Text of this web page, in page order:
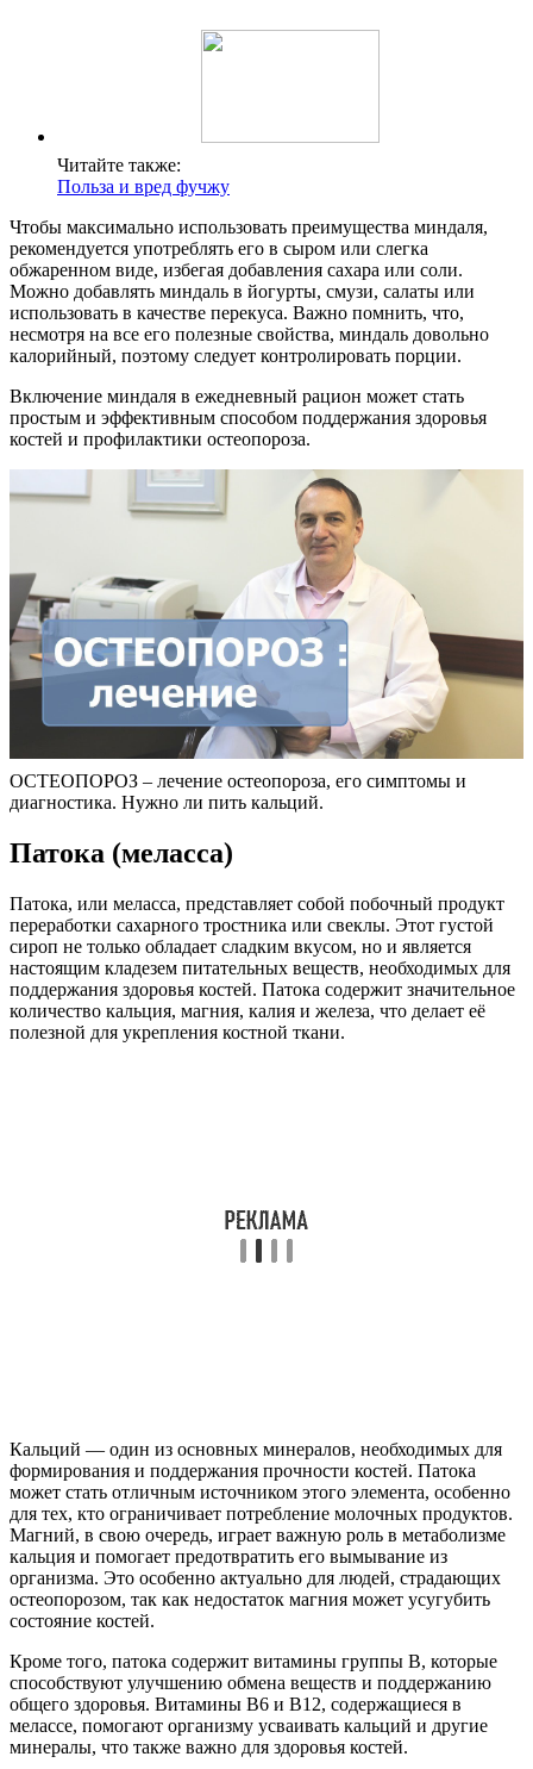
Читайте также:
Польза и вред фучжу
Чтобы максимально использовать преимущества миндаля,
рекомендуется употреблять его в сыром или слегка
обжаренном виде, избегая добавления сахара или соли.
Можно добавлять миндаль в йогурты, смузи, салаты или
использовать в качестве перекуса. Важно помнить, что,
несмотря на все его полезные свойства, миндаль довольно
калорийный, поэтому следует контролировать порции.
Включение миндаля в ежедневный рацион может стать
простым и эффективным способом поддержания здоровья
костей и профилактики остеопороза.
ОСТЕОПОРОЗ – лечение остеопороза, его симптомы и
диагностика. Нужно ли пить кальций.
Патока (меласса)
Патока, или меласса, представляет собой побочный продукт
переработки сахарного тростника или свеклы. Этот густой
сироп не только обладает сладким вкусом, но и является
настоящим кладезем питательных веществ, необходимых для
поддержания здоровья костей. Патока содержит значительное
количество кальция, магния, калия и железа, что делает её
полезной для укрепления костной ткани.
Кальций — один из основных минералов, необходимых для
формирования и поддержания прочности костей. Патока
может стать отличным источником этого элемента, особенно
для тех, кто ограничивает потребление молочных продуктов.
Магний, в свою очередь, играет важную роль в метаболизме
кальция и помогает предотвратить его вымывание из
организма. Это особенно актуально для людей, страдающих
остеопорозом, так как недостаток магния может усугубить
состояние костей.
Кроме того, патока содержит витамины группы B, которые
способствуют улучшению обмена веществ и поддержанию
общего здоровья. Витамины B6 и B12, содержащиеся в
мелассе, помогают организму усваивать кальций и другие
минералы, что также важно для здоровья костей.